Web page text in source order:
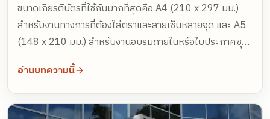
ขนาดเกียรติบัตรที่ใช้กันมากที่สุดคือ A4 (210 x 297 มม.)
สำหรับงานทางการที่ต้องใส่ตราและลายเซ็นหลายจุด และ A5
(148 x 210 มม.) สำหรับงานอบรมภายในหรือใบประกาศชุด
เล็ก ส่วนกระดาษให้เลือกระหว่างการ์ดขาว 240 แกรม ซึ่งเป็น
ตัวเลือกมาตรฐานคุ้มค่า กับ Marshmallow 262 แกรม ที่ผิว
หนากว่าและดูพรีเมี่ยมกว่า ทั้งสองชนิดเขียนลายเซ็นด้วย
ปากกาได้จริง
อ่านบทความนี้